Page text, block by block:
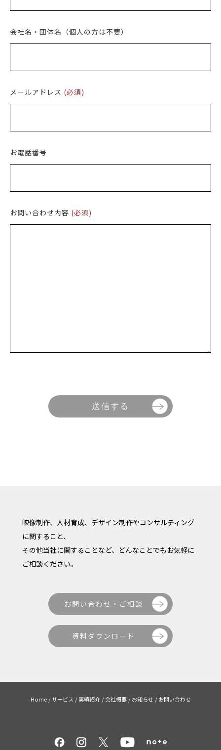
会社名・団体名（個人の方は不要）
メールアドレス (必須)
お電話番号
お問い合わせ内容 (必須)
映像制作、人材育成、デザイン制作やコンサルティング
に関すること、
その他当社に関することなど、どんなことでもお気軽に
ご相談ください。
お問い合わせ・ご相談
資料ダウンロード
Home/サービス / 実績紹介/会社概要/ お知らせ / お問い合わせ